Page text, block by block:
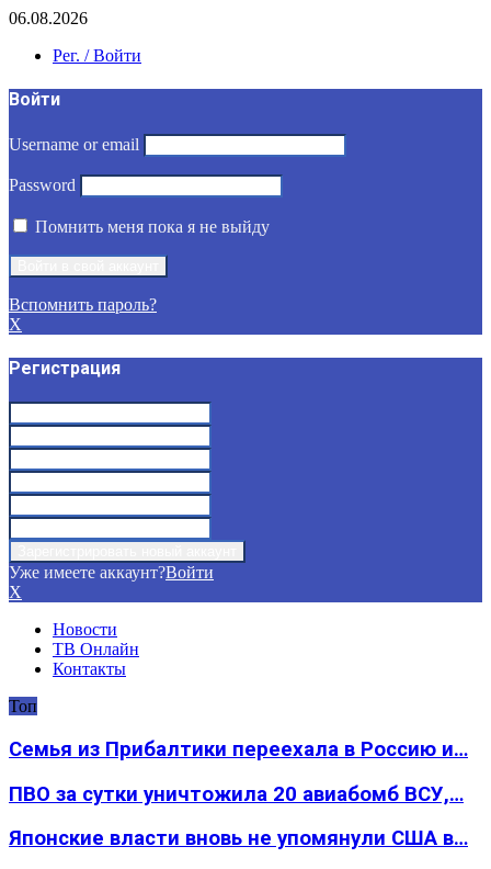
06.08.2026
Рег. / Войти
Войти
Username or email
Password
Помнить меня пока я не выйду
Вспомнить пароль?
X
Регистрация
Уже имеете аккаунт?Войти
X
Новости
ТВ Онлайн
Контакты
Топ
Семья из Прибалтики переехала в Россию и…
ПВО за сутки уничтожила 20 авиабомб ВСУ,…
Японские власти вновь не упомянули США в…